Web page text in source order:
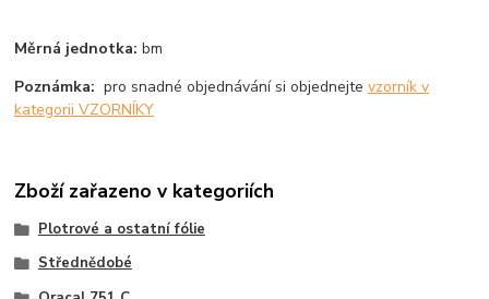
Měrná jednotka: bm
Poznámka: pro snadné objednávání si objednejtevzorník v
kategorii VZORNÍKY
Zboží zařazeno v kategoriích
Plotrové a ostatní fólie
Střednědobé